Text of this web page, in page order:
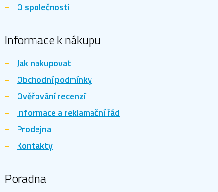
O společnosti
Informace k nákupu
Jak nakupovat
Obchodní podmínky
Ověřování recenzí
Informace a reklamační řád
Prodejna
Kontakty
Poradna